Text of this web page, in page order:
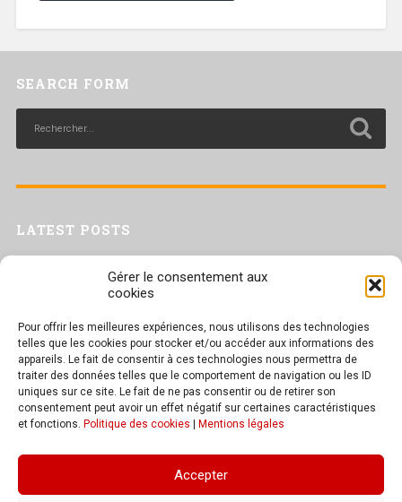
Gérer le consentement aux
cookies
Pour offrir les meilleures expériences, nous utilisons des technologies
telles que les cookies pour stocker et/ou accéder aux informations des
appareils. Le fait de consentir à ces technologies nous permettra de
traiter des données telles que le comportement de navigation ou les ID
uniques sur ce site. Le fait de ne pas consentir ou de retirer son
consentement peut avoir un effet négatif sur certaines caractéristiques
et fonctions. Politique des cookies Mentions légales
Accepter
SEARCH FORM
LATEST POSTS
Trac confédéral sur les situations de travail par forte chaleur
Séance plénière du CESER du 23 juin 2026
Tract UD 25 — Une nouvelle attaque contre nos droits : les arrêts
maladie
TEXT WIDGET
These widgets are displayed because you haven't added any widgets of